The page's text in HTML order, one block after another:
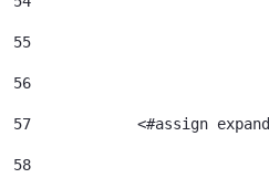
55
56
57
<#assign
58